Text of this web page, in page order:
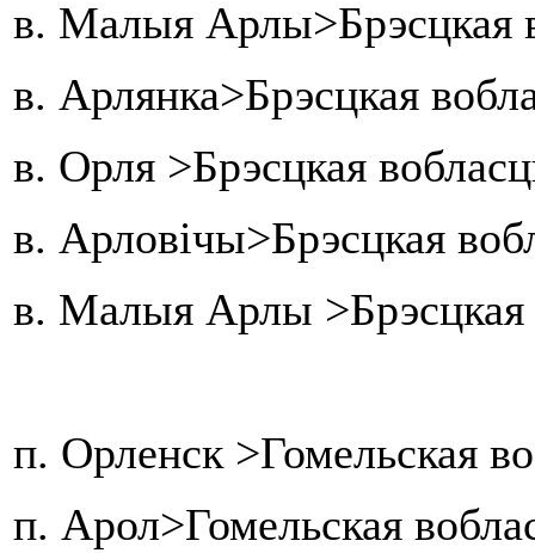
в. Малыя Арлы>Брэсцкая
в. Арлянка>Брэсцкая
в. Орля >Брэсцкая
в. Арловічы>Брэсцкая
в. Малыя Арлы >Брэсцкая
п. Орленск >Гомельская
п. Арол>Гомельская